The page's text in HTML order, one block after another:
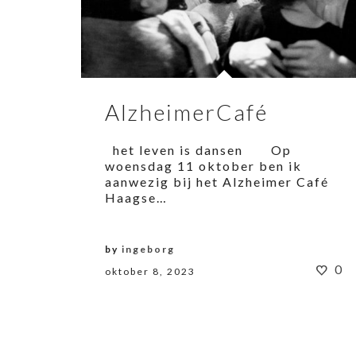
AlzheimerCafé
het leven is dansen Op
woensdag 11 oktober ben ik
aanwezig bij het Alzheimer Café
Haagse…
oktober 8, 2023
by ingeborg
0